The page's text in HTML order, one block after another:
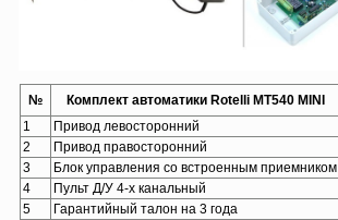
№ Комплект автоматики Rotelli MT540 MINI
1
Привод левосторонний
2
Привод правосторонний
3
Блок управления со встроенным приемником
4
Пульт Д/У 4-х канальный
5
Гарантийный талон на 3 года